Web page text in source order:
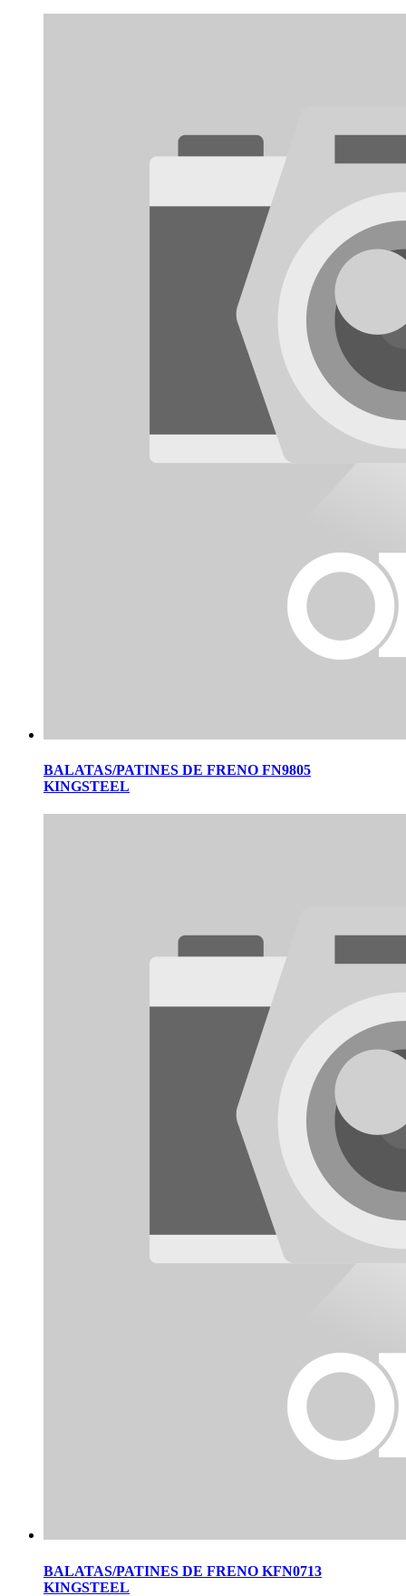
BALATAS/PATINES DE FRENO FN9805
KINGSTEEL
BALATAS/PATINES DE FRENO KFN0713
KINGSTEEL